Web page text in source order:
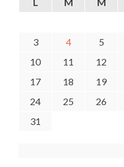
3
4 5
10
11 12
17
18 19
24
25 26
31